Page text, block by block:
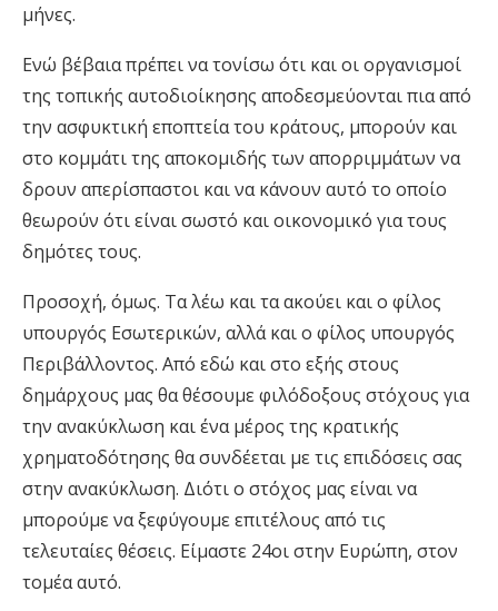
μήνες.
Ενώ βέβαια πρέπει να τονίσω ότι και οι οργανισμοί
της τοπικής αυτοδιοίκησης αποδεσμεύονται πια από
την ασφυκτική εποπτεία του κράτους, μπορούν και
στο κομμάτι της αποκομιδής των απορριμμάτων να
δρουν απερίσπαστοι και να κάνουν αυτό το οποίο
θεωρούν ότι είναι σωστό και οικονομικό για τους
δημότες τους.
Προσοχή, όμως. Τα λέω και τα ακούει και ο φίλος
υπουργός Εσωτερικών, αλλά και ο φίλος υπουργός
Περιβάλλοντος. Από εδώ και στο εξής στους
δημάρχους μας θα θέσουμε φιλόδοξους στόχους για
την ανακύκλωση και ένα μέρος της κρατικής
χρηματοδότησης θα συνδέεται με τις επιδόσεις σας
στην ανακύκλωση. Διότι ο στόχος μας είναι να
μπορούμε να ξεφύγουμε επιτέλους από τις
τελευταίες θέσεις. Είμαστε 24οι στην Ευρώπη, στον
τομέα αυτό.